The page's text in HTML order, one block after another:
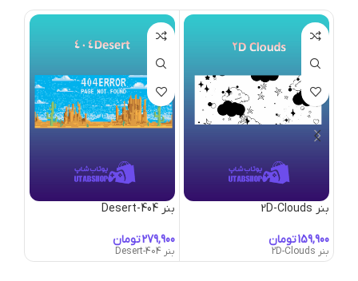
بنر 2D-Clouds
تومان
بنر 2D-Clouds
بنر 404-Desert
تومان
بنر 404-Desert